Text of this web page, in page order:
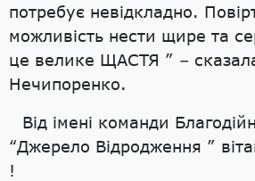
потребує невідкладно.
можливість нести щире та
це велике ЩАСТЯ ” –
Нечипоренко.
Від імені команди
“Джерело Відродження ”
!